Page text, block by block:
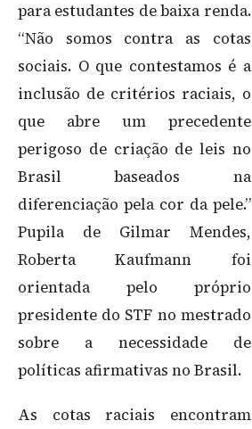
para estudantes de baixa renda.
“Não somos contra as cotas
sociais. O que contestamos é a
inclusão de critérios raciais, o
que abre um precedente
perigoso de criação de leis no
Brasil baseados na
diferenciação pela cor da pele.”
Pupila de Gilmar Mendes,
Roberta Kaufmann foi
orientada pelo próprio
presidente do STF no mestrado
sobre a necessidade de
políticas afirmativas no Brasil.
As cotas raciais encontram